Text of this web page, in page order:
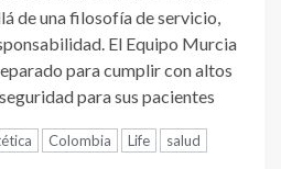
de una filosofía de servicio,
El Equipo Murcia
para cumplir con altos
para sus pacientes
Colombia Life salud